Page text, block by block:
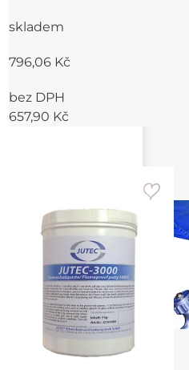
skladem
796,06 Kč
bez DPH
657,90 Kč